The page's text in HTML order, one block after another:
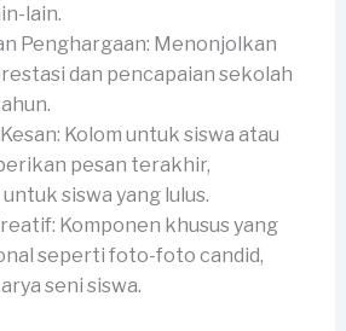
lain.
Penghargaan: Menonjolkan
dan pencapaian sekolah
Kolom untuk siswa atau
pesan terakhir,
siswa yang lulus.
Komponen khusus yang
seperti foto-foto candid,
seni siswa.